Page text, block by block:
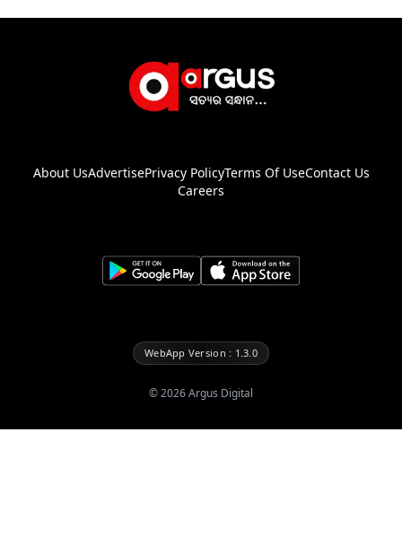
About UsAdvertisePrivacy PolicyTerms Of UseContact Us
Careers
WebApp Version : 1.3.0
©2026Argus Digital